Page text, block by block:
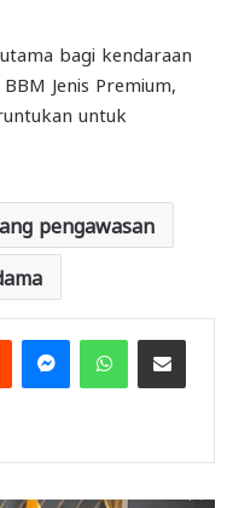
bagi kendaraan
Jenis Premium,
untuk
pengawasan
Reddit MessengerWhatsAppShare via Email